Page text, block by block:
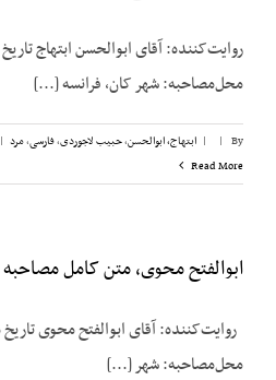
محل‌مصاحبه: شهر کان، فرانسه [...]
By
|
| ابتهاج، ابوالحسن,حبیب لاجوردی,فارسی,مرد |
Read More
ابوالفتح محوی، متن کامل مصاحبه
محل‌مصاحبه: شهر [...]